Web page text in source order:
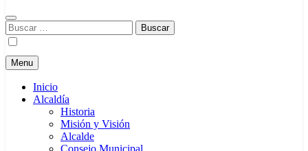
Buscar:
Menu
Inicio
Alcaldía
Historia
Misión y Visión
Alcalde
Consejo Municipal